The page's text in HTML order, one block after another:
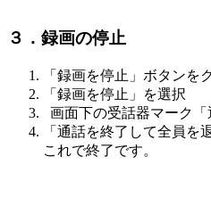
３．録画の停止
「録画を停止」ボタンを
「録画を停止」を選択
画面下の受話器マーク
「通話を終了して全員を
これで終了です。